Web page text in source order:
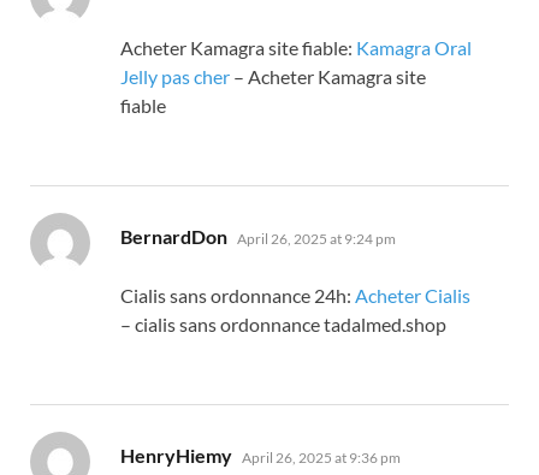
Acheter Kamagra site fiable: Kamagra Oral
Jelly pas cher – Acheter Kamagra site
fiable
BernardDon says:
April 26, 2025 at 9:24 pm
Cialis sans ordonnance 24h: Acheter Cialis
– cialis sans ordonnance tadalmed.shop
HenryHiemy says:
April 26, 2025 at 9:36 pm